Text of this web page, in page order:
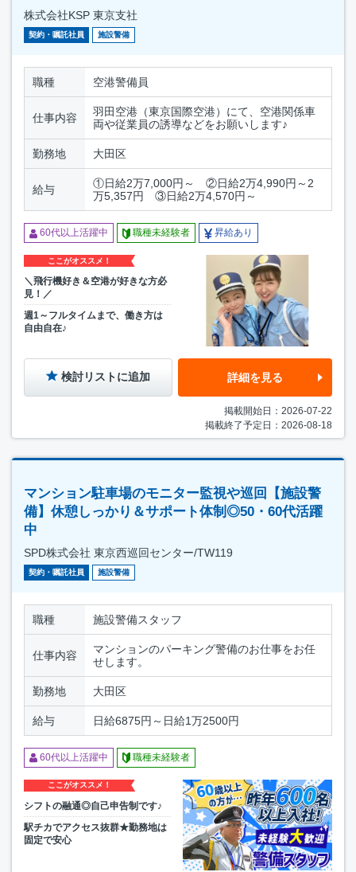
株式会社KSP 東京支社
契約・嘱託社員 施設警備
職種 空港警備員
仕事内容
羽田空港（東京国際空港）にて、空港関係車
両や従業員の誘導などをお願いします♪
勤務地 大田区
給与
①日給2万7,000円～ ②日給2万4,990円～2
万5,357円 ③日給2万4,570円～
60代以上活躍中 職種未経験者 昇給あり
ここがオススメ！
＼飛行機好き＆空港が好きな方必
見！／
週1～フルタイムまで、働き方は
自由自在♪
検討リストに追加 詳細を見る
掲載開始日：2026-07-22
掲載終了予定日：2026-08-18
マンション駐車場のモニター監視や巡回【施設警
備】休憩しっかり＆サポート体制◎50・60代活躍
中
SPD株式会社 東京西巡回センター/TW119
契約・嘱託社員 施設警備
職種 施設警備スタッフ
仕事内容
マンションのパーキング警備のお仕事をお任
せします。
勤務地 大田区
給与 日給6875円～日給1万2500円
60代以上活躍中 職種未経験者
ここがオススメ！
シフトの融通◎自己申告制です♪
駅チカでアクセス抜群★勤務地は
固定で安心